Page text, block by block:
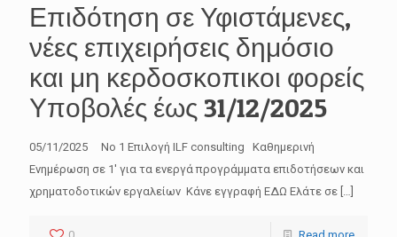
Επιδότηση σε Υφιστάμενες,
νέες επιχειρήσεις δημόσιο
και μη κερδοσκοπικοι φορείς
Υποβολές έως 31/12/2025
05/11/2025 No 1 Επιλογή ILF consulting Καθημερινή
Ενημέρωση σε 1′ για τα ενεργά προγράμματα επιδοτήσεων και
χρηματοδοτικών εργαλείων Κάνε εγγραφή ΕΔΩ Ελάτε σε […]